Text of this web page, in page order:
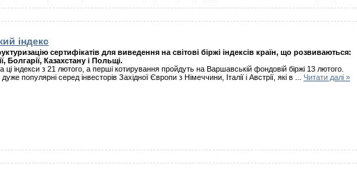
індекс
сертифікатів для виведення на світові біржі індексів країн, що розвиваються:
Болгарії, Казахстану і Польщі.
ці індекси з 21 лютого, а перші котирування пройдуть на Варшавській фондовій біржі 13 лютого.
дуже популярні серед інвесторів Західної Європи з Німеччини, Італії і Австрії, які в
Читати далі »